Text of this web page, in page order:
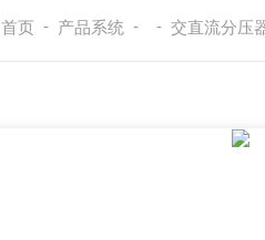
首页 - 产品系统 - - 交直流分压